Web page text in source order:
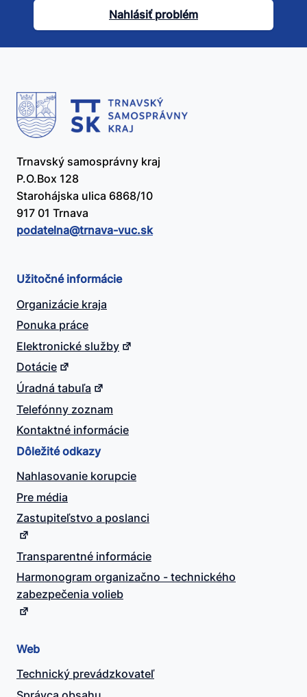
článok
užitočný?
Nahlásiť problém
Trnavský samosprávny kraj
P.O.Box 128
Starohájska ulica 6868/10
917 01 Trnava
podatelna@​trnava-vuc.sk
Užitočné informácie
Organizácie kraja
Ponuka práce
Elektronické služby
Dotácie
Úradná tabuľa
Telefónny zoznam
Kontaktné informácie
Dôležité odkazy
Nahlasovanie korupcie
Pre média
Zastupiteľstvo a poslanci
Transparentné informácie
Harmonogram organizačno - technického
zabezpečenia volieb
Web
Technický prevádzkovateľ